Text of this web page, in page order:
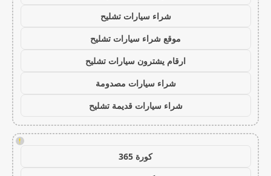
شراء سيارات تشليح
موقع شراء سيارات تشليح
ارقام يشترون سيارات تشليح
شراء سيارات مصدومة
شراء سيارات قديمة تشليح
!
كورة 365